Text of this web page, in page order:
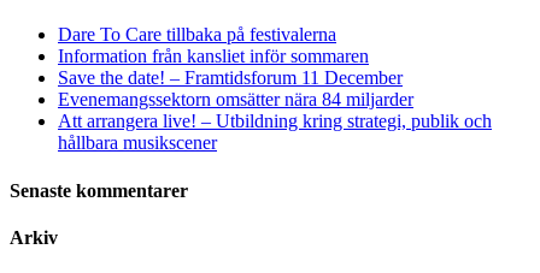
Dare To Care tillbaka på festivalerna
Information från kansliet inför sommaren
Save the date! – Framtidsforum 11 December
Evenemangssektorn omsätter nära 84 miljarder
Att arrangera live! – Utbildning kring strategi, publik och
hållbara musikscener
Senaste kommentarer
Arkiv